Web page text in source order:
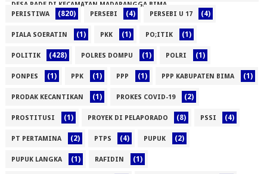
DESA RADE DI KECAMATAN MADAPANGGA BIMA
(1)PERISTIWA (820) PERSEBI (4) PERSEBI U 17 (4)
PIALA SOERATIN (1) PKK (1) PO;ITIK (1)
POLITIK (428) POLRES DOMPU (1) POLRI (1)
PONPES (1) PPK (1) PPP (1) PPP KABUPATEN BIMA (1)
PRODAK KECANTIKAN (1) PROKES COVID-19 (2)
PROSTITUSI (1) PROYEK DI PELAPORADO (8) PSSI (4)
PT PERTAMINA (2) PTPS (4) PUPUK (2)
PUPUK LANGKA (1) RAFIDIN (1)